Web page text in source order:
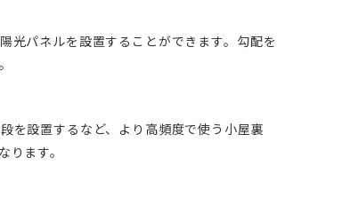
光パネルを設置することができます。勾配を
を設置するなど、より高頻度で使う小屋裏
ます。